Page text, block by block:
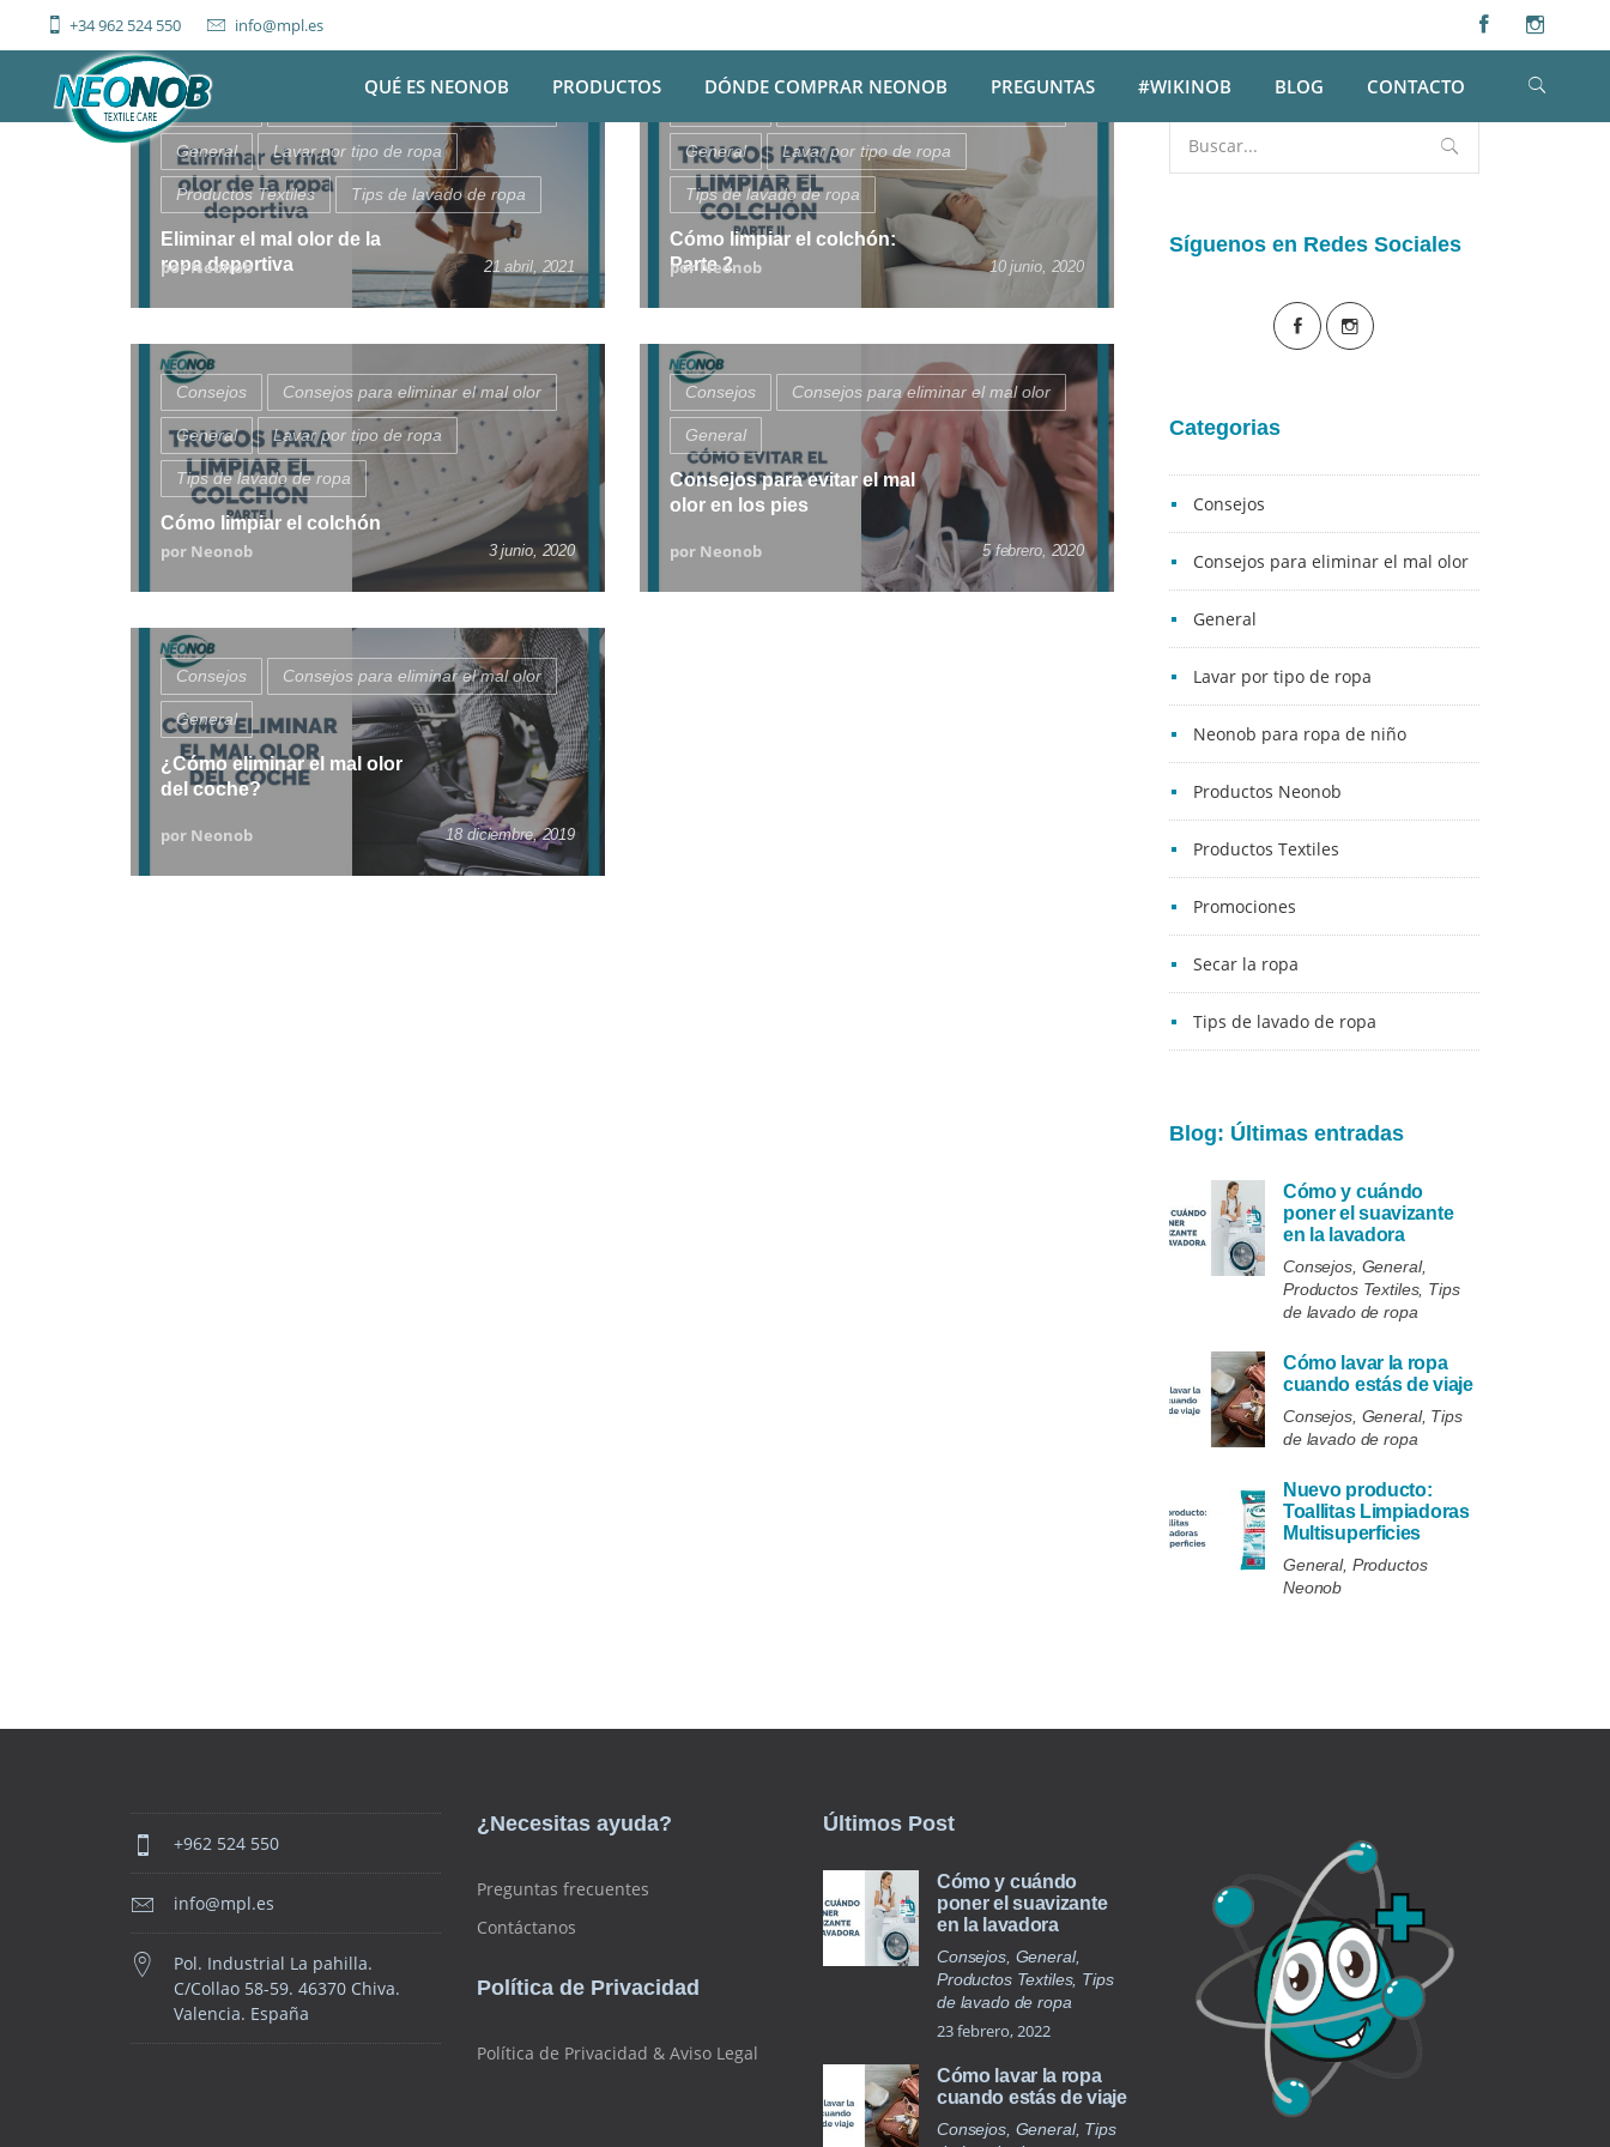
+34 962 524 550 info@mpl.es
QUÉ ES NEONOB PRODUCTOS DÓNDE COMPRAR NEONOB PREGUNTAS #WIKINOB BLOG CONTACTO
Consejos
General Lavar por tipo de ropa
Productos Textiles Tips de lavado de ropa
Eliminar el mal olor de la
ropa deportiva
por Neonob 21 abril, 2021
General Lavar por tipo de ropa
Tips de lavado de ropa
Cómo limpiar el colchón:
Parte 2
por Neonob 10 junio, 2020
Consejos Consejos para eliminar el mal olor
General Lavar por tipo de ropa
Tips de lavado de ropa
Cómo limpiar el colchón
por Neonob 3 junio, 2020
Consejos Consejos para eliminar el mal olor
General
Consejos para evitar el mal
olor en los pies
por Neonob 5 febrero, 2020
Consejos Consejos para eliminar el mal olor
General
¿Cómo eliminar el mal olor
del coche?
por Neonob 18 diciembre, 2019
Buscar
por:
Síguenos en Redes Sociales
Categorias
Consejos
Consejos para eliminar el mal olor
General
Lavar por tipo de ropa
Neonob para ropa de niño
Productos Neonob
Productos Textiles
Promociones
Secar la ropa
Tips de lavado de ropa
Blog: Últimas entradas
Cómo y cuándo
poner el suavizante
en la lavadora
Consejos, General,
Productos Textiles, Tips
de lavado de ropa
Cómo lavar la ropa
cuando estás de viaje
Consejos, General, Tips
de lavado de ropa
Nuevo producto:
Toallitas Limpiadoras
Multisuperficies
General, Productos
Neonob
+962 524 550
info@mpl.es
Pol. Industrial La pahilla.
C/Collao 58-59. 46370 Chiva.
Valencia. España
¿Necesitas ayuda?
Preguntas frecuentes
Contáctanos
Política de Privacidad
Política de Privacidad & Aviso Legal
Últimos Post
Cómo y cuándo
poner el suavizante
en la lavadora
Consejos, General,
Productos Textiles, Tips
de lavado de ropa
23 febrero, 2022
Cómo lavar la ropa
cuando estás de viaje
Consejos, General, Tips